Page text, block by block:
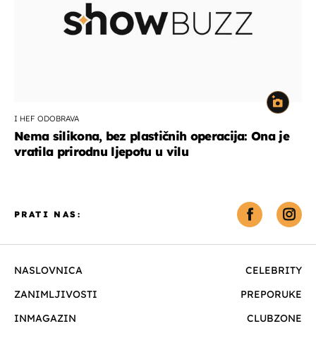
I HEF ODOBRAVA
Nema silikona, bez plastičnih operacija: Ona je
vratila prirodnu ljepotu u vilu
NASLOVNICA
CELEBRITY
ZANIMLJIVOSTI
PREPORUKE
INMAGAZIN
CLUBZONE
PRATI NAS: